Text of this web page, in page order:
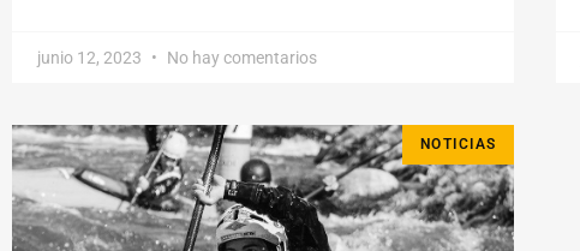
junio 12, 2023 No hay comentarios
NOTICIAS